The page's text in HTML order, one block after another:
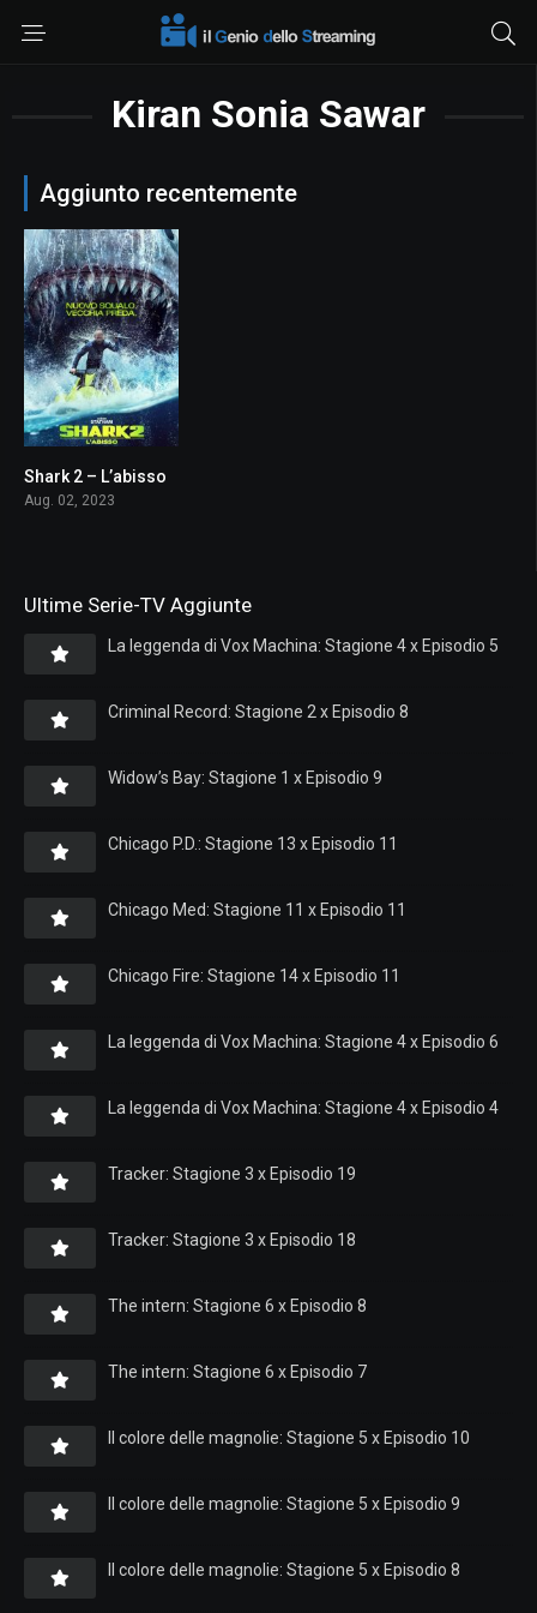
Kiran Sonia Sawar
Aggiunto recentemente
5.6
Shark 2 – L’abisso
Aug. 02, 2023
Ultime Serie-TV Aggiunte
La leggenda di Vox Machina: Stagione 4 x Episodio 5
Criminal Record: Stagione 2 x Episodio 8
Widow’s Bay: Stagione 1 x Episodio 9
Chicago P.D.: Stagione 13 x Episodio 11
Chicago Med: Stagione 11 x Episodio 11
Chicago Fire: Stagione 14 x Episodio 11
La leggenda di Vox Machina: Stagione 4 x Episodio 6
La leggenda di Vox Machina: Stagione 4 x Episodio 4
Tracker: Stagione 3 x Episodio 19
Tracker: Stagione 3 x Episodio 18
The intern: Stagione 6 x Episodio 8
The intern: Stagione 6 x Episodio 7
Il colore delle magnolie: Stagione 5 x Episodio 10
Il colore delle magnolie: Stagione 5 x Episodio 9
Il colore delle magnolie: Stagione 5 x Episodio 8